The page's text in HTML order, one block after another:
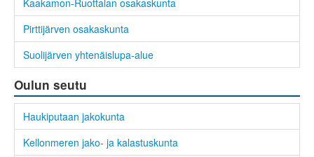
Kaakamon-Ruottalan osakaskunta
Pirttijärven osakaskunta
Suolijärven yhtenäislupa-alue
Oulun seutu
Haukiputaan jakokunta
Kellonmeren jako- ja kalastuskunta